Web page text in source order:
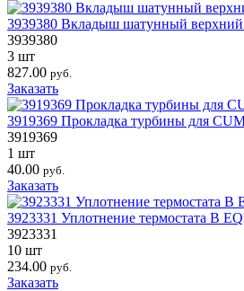
3939380 Вкладыш шатунный
3939380
3 шт
827.00 руб.
Заказать
3919369 Прокладка турбины для
3919369
1 шт
40.00 руб.
Заказать
3923331 Уплотнение термостата B
3923331
10 шт
234.00 руб.
Заказать